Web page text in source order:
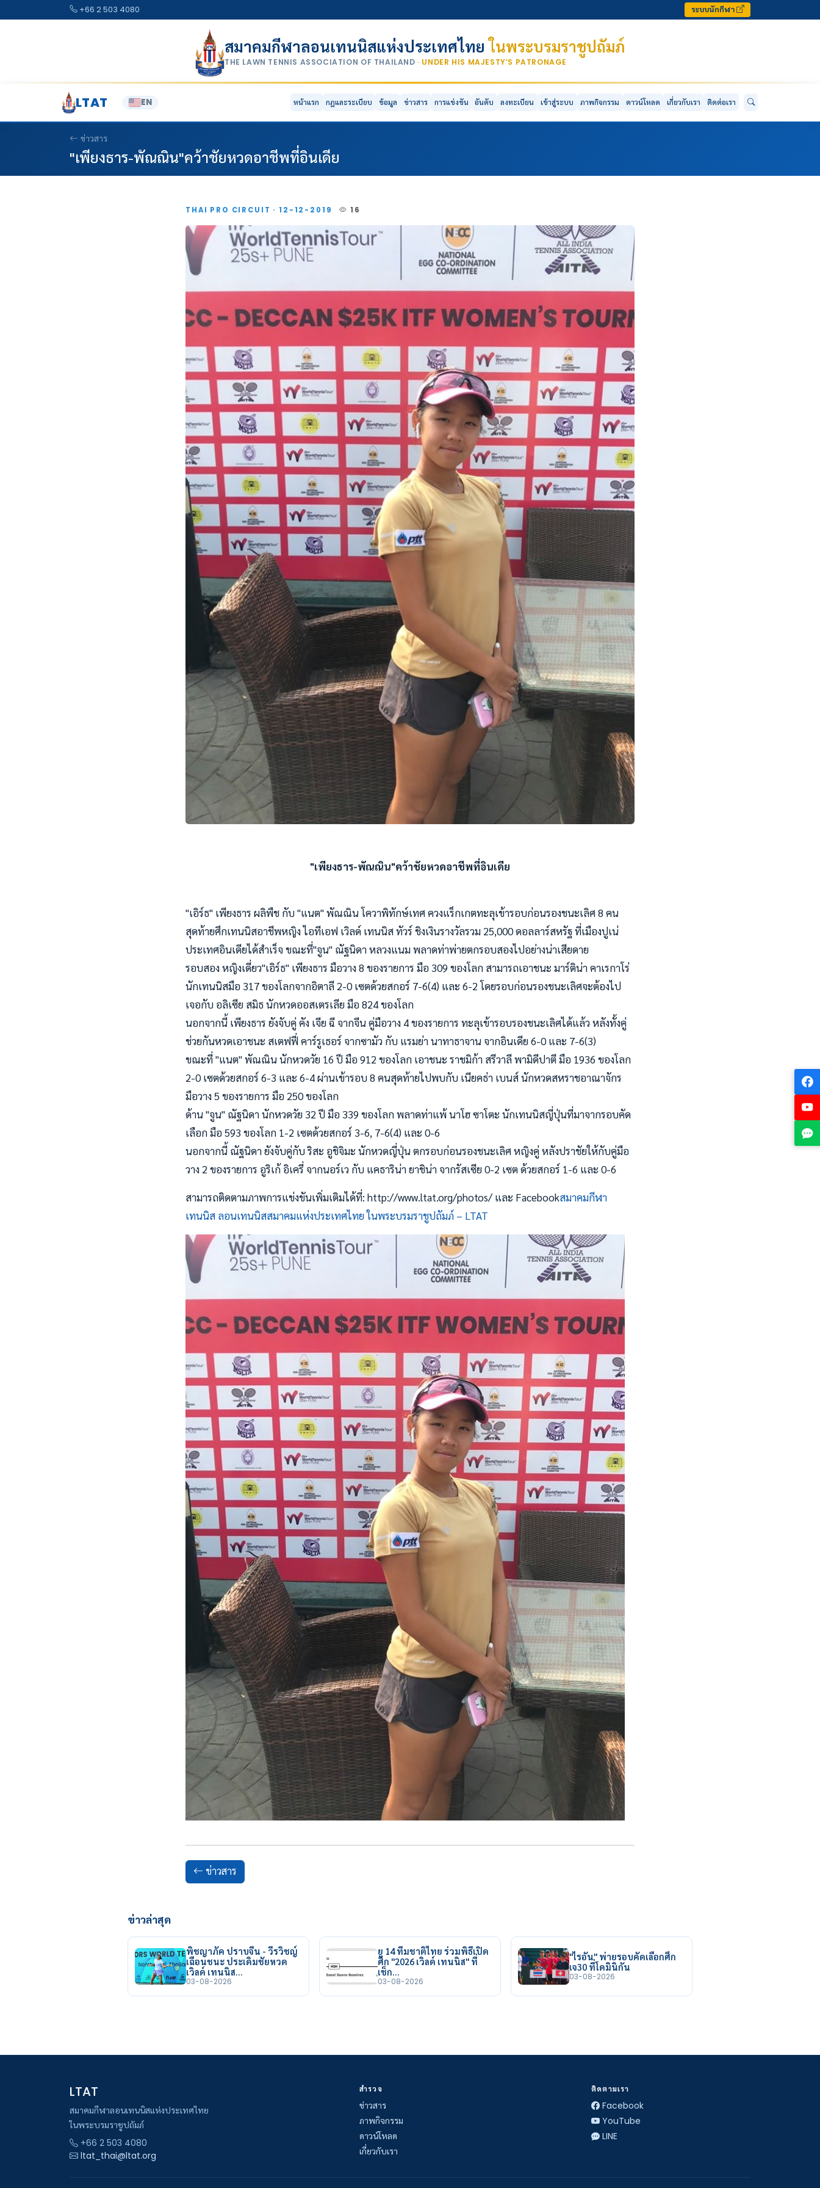
+66 2 503 4080 ระบบนักกีฬา
สมาคมกีฬาลอนเทนนิสแห่งประเทศไทยในพระบรมราชูปถัมภ์
THE LAWN TENNIS ASSOCIATION OF THAILAND · UNDER HIS MAJESTY’S PATRONAGE
LTAT EN หน้าแรก กฎและระเบียบ ข้อมูล ข่าวสาร การแข่งขัน อันดับ ลงทะเบียน เข้าสู่ระบบ ภาพกิจกรรม ดาวน์โหลด เกี่ยวกับเรา ติดต่อเรา
ข่าวสาร
"เพียงธาร-พัณณิน"คว้าชัยหวดอาชีพที่อินเดีย
THAI PRO CIRCUIT · 12-12-2019 16
"เพียงธาร-พัณณิน"คว้าชัยหวดอาชีพที่อินเดีย
"เอิร์ธ" เพียงธาร ผลิพืช กับ "แนต" พัณณิน โควาพิทักษ์เทศ ควงแร็กเกตทะลุเข้ารอบก่อนรองชนะเลิศ 8 คน
สุดท้ายศึกเทนนิสอาชีพหญิง ไอทีเอฟ เวิลด์ เทนนิส ทัวร์ ชิงเงินรางวัลรวม 25,000 ดอลลาร์สหรัฐ ที่เมืองปูเน่
ประเทศอินเดียได้สำเร็จ ขณะที่"จูน" ณัฐนิดา หลวงแนม พลาดท่าพ่ายตกรอบสองไปอย่างน่าเสียดาย
รอบสอง หญิงเดี่ยว"เอิร์ธ" เพียงธาร มือวาง 8 ของรายการ มือ 309 ของโลก สามารถเอาชนะ มาร์ติน่า คาเรกาโร่
นักเทนนิสมือ 317 ของโลกจากอิตาลี 2-0 เซตด้วยสกอร์ 7-6(4) และ 6-2 โดยรอบก่อนรองชนะเลิศจะต้องไป
เจอกับ อลิเซีย สมิธ นักหวดออสเตรเลีย มือ 824 ของโลก
นอกจากนี้ เพียงธาร ยังจับคู่ คัง เจีย ฉี จากจีน คู่มือวาง 4 ของรายการ ทะลุเข้ารอบรองชนะเลิศได้แล้ว หลังทั้งคู่
ช่วยกันหวดเอาชนะ สเตฟฟี่ คาร์รูเธอร์ จากซามัว กับ แรมย่า นาทาธาจาน จากอินเดีย 6-0 และ 7-6(3)
ขณะที่ "แนต" พัณณิน นักหวดวัย 16 ปี มือ 912 ของโลก เอาชนะ ราชมิก้า สรีวาลี พามิดีปาตี มือ 1936 ของโลก
2-0 เซตด้วยสกอร์ 6-3 และ 6-4 ผ่านเข้ารอบ 8 คนสุดท้ายไปพบกับ เนียคธ่า เบนส์ นักหวดสหราชอาณาจักร
มือวาง 5 ของรายการ มือ 250 ของโลก
ด้าน "จูน" ณัฐนิดา นักหวดวัย 32 ปี มือ 339 ของโลก พลาดท่าแพ้ นาโฮ ซาโตะ นักเทนนิสญี่ปุ่นที่มาจากรอบคัด
เลือก มือ 593 ของโลก 1-2 เซตด้วยสกอร์ 3-6, 7-6(4) และ 0-6
นอกจากนี้ ณัฐนิดา ยังจับคู่กับ ริสะ อูชิจิมะ นักหวดญี่ปุ่น ตกรอบก่อนรองชนะเลิศ หญิงคู่ หลังปราชัยให้กับคู่มือ
วาง 2 ของรายการ อูริเก้ อิเครี่ จากนอร์เว กับ แคธาริน่า ยาชิน่า จากรัสเซีย 0-2 เซต ด้วยสกอร์ 1-6 และ 0-6
สามารถติดตามภาพการแข่งขันเพิ่มเติมได้ที่: http://www.ltat.org/photos/ และ Facebookสมาคมกีฬา
เทนนิส ลอนเทนนิสสมาคมแห่งประเทศไทย ในพระบรมราชูปถัมภ์ – LTAT
ข่าวสาร
ข่าวล่าสุด
พิชญาภัค ปราบจีน - วีรวิชญ์
เฉือนชนะ ประเดิมชัยหวด
เวิลด์ เทนนิส…
03-08-2026
ยู 14 ทีมชาติไทย ร่วมพิธีเปิด
ศึก "2026 เวิลด์ เทนนิส" ที่
เช็ก…
03-08-2026
"ไรอัน" พ่ายรอบคัดเลือกศึก
เจ30 ที่โดมินิกัน
03-08-2026
LTAT
สมาคมกีฬาลอนเทนนิสแห่งประเทศไทย
ในพระบรมราชูปถัมภ์
+66 2 503 4080
ltat_thai@ltat.org
สำรวจ
ข่าวสาร
ภาพกิจกรรม
ดาวน์โหลด
เกี่ยวกับเรา
ติดตามเรา
Facebook
YouTube
LINE